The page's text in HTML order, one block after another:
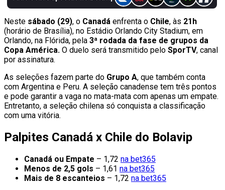
Neste sábado (29), o Canadá enfrenta o Chile, às 21h
(horário de Brasília), no Estádio Orlando City Stadium, em
Orlando, na Flórida, pela 3ª rodada da fase de grupos da
Copa América. O duelo será transmitido pelo SporTV, canal
por assinatura.
As seleções fazem parte do Grupo A, que também conta
com Argentina e Peru. A seleção canadense tem três pontos
e pode garantir a vaga no mata-mata com apenas um empate.
Entretanto, a seleção chilena só conquista a classificação
com uma vitória.
Palpites Canadá x Chile do Bolavip
Canadá ou Empate – 1,72 na bet365
Menos de 2,5 gols – 1,61 na bet365
Mais de 8 escanteios – 1,72 na bet365